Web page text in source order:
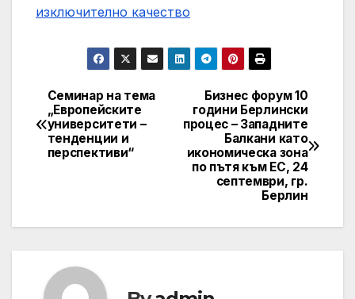
изключително качество
Post
navigation
Бизнес форум 10
години Берлински
процес – Западните
Балкани като
икономическа зона
по пътя към ЕС, 24
септември, гр.
Берлин
Семинар на тема
„Европейските
университети –
тенденции и
перспективи“